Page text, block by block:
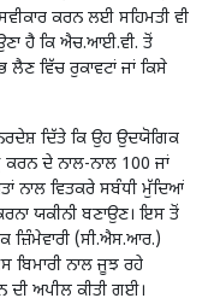
ਕਰਨ ਲਈ ਸਹਿਮਤੀ ਵੀ
ਹੈ ਕਿ ਐਚ.ਆਈ.ਵੀ. ਤੋਂ
ਲੈਣ ਵਿੱਚ ਰੁਕਾਵਟਾਂ ਜਾਂ ਕਿਸੇ
ਦਿੱਤੇ ਕਿ ਉਹ ਉਦਯੋਗਿਕ
ਦੇ ਨਾਲ-ਨਾਲ 100 ਜਾਂ
ਨਾਲ ਵਿਤਕਰੇ ਸਬੰਧੀ ਮੁੱਦਿਆਂ
ਯਕੀਨੀ ਬਣਾਉਣ। ਇਸ ਤੋਂ
ਜ਼ਿੰਮੇਵਾਰੀ (ਸੀ.ਐਸ.ਆਰ.)
ਨਾਲ ਜੂਝ ਰਹੇ
ਦੀ ਅਪੀਲ ਕੀਤੀ ਗਈ।